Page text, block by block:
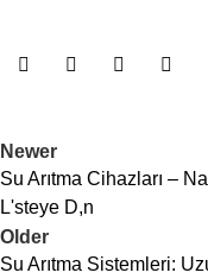
Newer
Su Arıtma Cihazları –
L'steye D,n
Older
Su Arıtma Sistemleri: